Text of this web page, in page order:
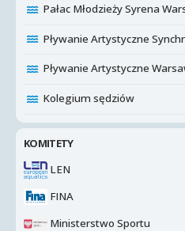
Pałac Młodzieży Syrena
Pływanie Artystyczne
Pływanie Artystyczne
Kolegium sędziów
KOMITETY
LEN
FINA
Ministerstwo Sportu